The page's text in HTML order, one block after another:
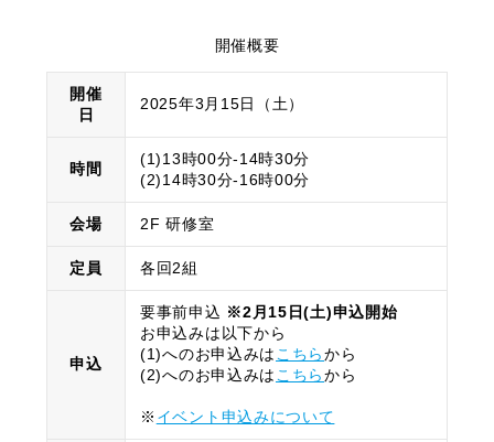
開催概要
開催
日
2025年3月15日（土）
時間
(1)13時00分-14時30分
(2)14時30分-16時00分
会場 2F 研修室
定員 各回2組
申込
要事前申込 ※2月15日(土)申込開始
お申込みは以下から
(1)へのお申込みは こちらから
(2)へのお申込みは こちらから
※ イベント申込みについて